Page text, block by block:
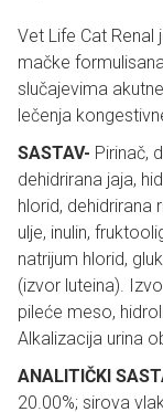
Vet Life Cat Renal
mačke
slučajevima
lečenja
SASTAV- Pirinač,
dehidrirana jaja,
hlorid, dehidrirana
ulje, inulin,
natrijum hlorid,
(izvor luteina).
pileće meso,
Alkalizacija urina
ANALITIČKI
20.00%; sirova